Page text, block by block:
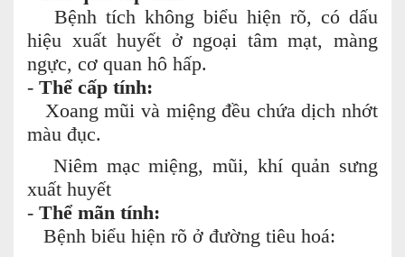
Bệnh tích không biểu hiện rõ, có dấu
hiệu xuất huyết ở ngoại tâm mạt, màng
ngực, cơ quan hô hấp.
- Thể cấp tính:
Xoang mũi và miệng đều chứa dịch nhớt
màu đục.
Niêm mạc miệng, mũi, khí quản sưng
xuất huyết
- Thể mãn tính:
Bệnh biểu hiện rõ ở đường tiêu hoá: